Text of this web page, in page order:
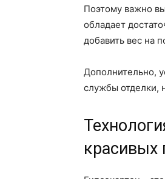
Поэтому важно
обладает
добавить вес на
Дополнительно,
службы отделки,
красивых